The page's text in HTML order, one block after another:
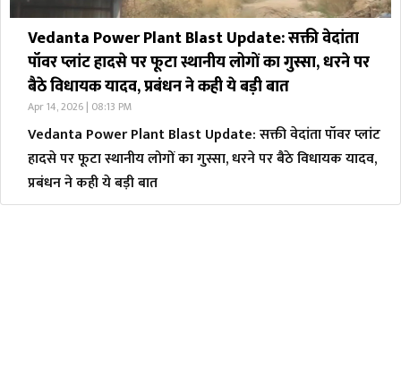
Vedanta Power Plant Blast Update: सक्ती वेदांता
पॉवर प्लांट हादसे पर फूटा स्थानीय लोगों का गुस्सा, धरने पर
बैठे विधायक यादव, प्रबंधन ने कही ये बड़ी बात
Apr 14, 2026 | 08:13 PM
Vedanta Power Plant Blast Update: सक्ती वेदांता पॉवर प्लांट
हादसे पर फूटा स्थानीय लोगों का गुस्सा, धरने पर बैठे विधायक यादव,
प्रबंधन ने कही ये बड़ी बात